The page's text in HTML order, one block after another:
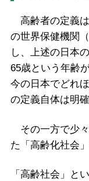
高齢者の定義
の世界保健機関
し、上述の日本
65歳という年齢
今の日本でどれ
の定義自体は明確
その一方で少
た「高齢化社会」
「高齢社会」と